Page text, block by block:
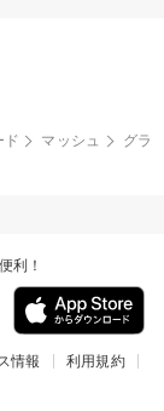
ド マッシュ
グラ
利！
情報
利用規約